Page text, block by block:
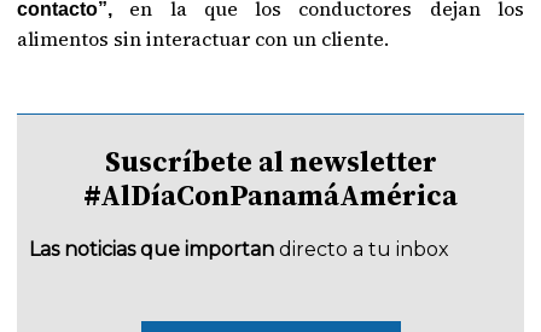
contacto”,
en la que los conductores dejan los
alimentos sin interactuar con un cliente.
Suscríbete al newsletter
#AlDíaConPanamáAmérica
Las noticias que importan directo a tu inbox